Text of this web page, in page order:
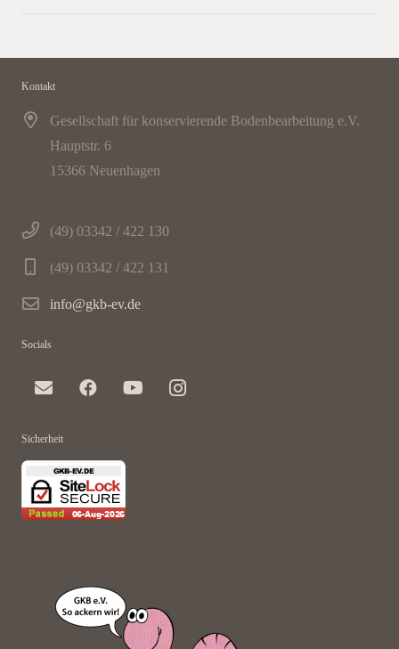
Kontakt
Gesellschaft für konservierende Bodenbearbeitung e.V.
Hauptstr. 6
15366 Neuenhagen
(49) 03342 / 422 130
(49) 03342 / 422 131
info@gkb-ev.de
Socials
Sicherheit